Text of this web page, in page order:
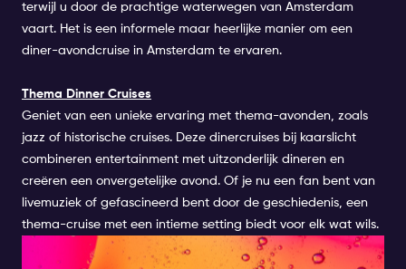
terwijl u door de prachtige waterwegen van Amsterdam
vaart. Het is een informele maar heerlijke manier om een
diner-avondcruise in Amsterdam te ervaren.
Thema Dinner Cruises
Geniet van een unieke ervaring met thema-avonden, zoals
jazz of historische cruises. Deze dinercruises bij kaarslicht
combineren entertainment met uitzonderlijk dineren en
creëren een onvergetelijke avond. Of je nu een fan bent van
livemuziek of gefascineerd bent door de geschiedenis, een
thema-cruise met een intieme setting biedt voor elk wat wils.
WAT TE DRAGEN TIJDENS EEN